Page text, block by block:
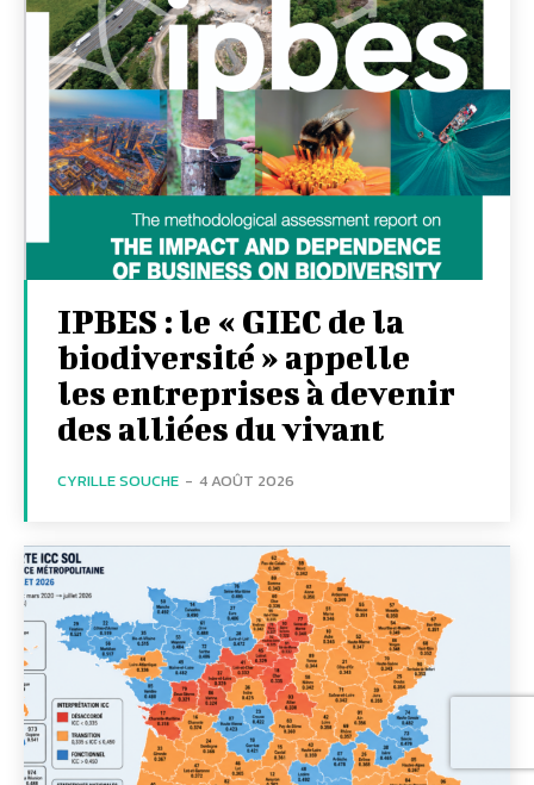
IPBES : le « GIEC de la
biodiversité » appelle
les entreprises à devenir
des alliées du vivant
CYRILLE SOUCHE - 4 AOÛT 2026